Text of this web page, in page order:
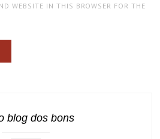
WEBSITE IN THIS BROWSER FOR THE
blog dos bons